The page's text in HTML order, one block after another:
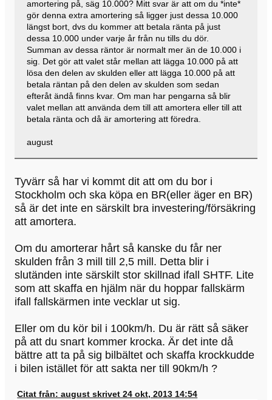
amortering på, säg 10.000? Mitt svar är att om du *inte*
gör denna extra amortering så ligger just dessa 10.000
längst bort, dvs du kommer att betala ränta på just
dessa 10.000 under varje år från nu tills du dör.
Summan av dessa räntor är normalt mer än de 10.000 i
sig. Det gör att valet står mellan att lägga 10.000 på att
lösa den delen av skulden eller att lägga 10.000 på att
betala räntan på den delen av skulden som sedan
efteråt ändå finns kvar. Om man har pengarna så blir
valet mellan att använda dem till att amortera eller till att
betala ränta och då är amortering att föredra.
august
Tyvärr så har vi kommt dit att om du bor i
Stockholm och ska köpa en BR(eller äger en BR)
så är det inte en särskilt bra investering/försäkring
att amortera.
Om du amorterar hårt så kanske du får ner
skulden från 3 mill till 2,5 mill. Detta blir i
slutänden inte särskilt stor skillnad ifall SHTF. Lite
som att skaffa en hjälm när du hoppar fallskärm
ifall fallskärmen inte vecklar ut sig.
Eller om du kör bil i 100km/h. Du är rätt så säker
på att du snart kommer krocka. Är det inte då
bättre att ta på sig bilbältet och skaffa krockkudde
i bilen istället för att sakta ner till 90km/h ?
Citat från: august skrivet 24 okt, 2013 14:54